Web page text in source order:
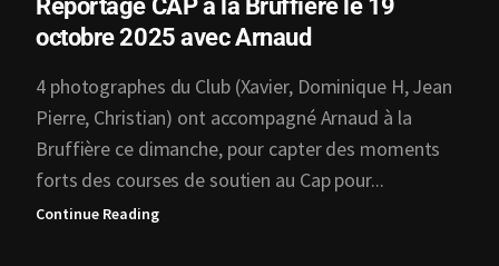
Reportage CAP à la Bruffière le 19
octobre 2025 avec Arnaud
4 photographes du Club (Xavier, Dominique H, Jean
Pierre, Christian) ont accompagné Arnaud à la
Bruffière ce dimanche, pour capter des moments
forts des courses de soutien au Cap pour...
Continue Reading